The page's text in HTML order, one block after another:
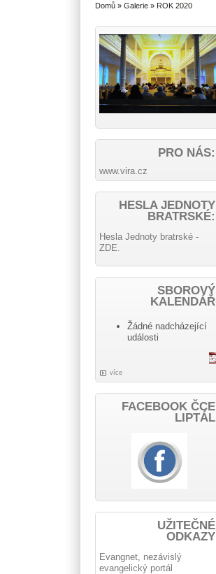
Domů »Galerie » ROK 2020
PRO NÁS:
www.vira.cz
HESLA JEDNOTY
BRATRSKÉ:
Hesla Jednoty bratrské -
ZDE.
SBOROVÝ
KALENDÁŘ
Žádné nadcházející
události
více
FACEBOOK ČCE
LIPTÁL
UŽITEČNÉ
ODKAZY
Evangnet, nezávislý
evangelický portál